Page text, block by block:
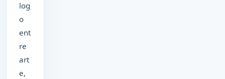
log
o
ent
re
art
e,